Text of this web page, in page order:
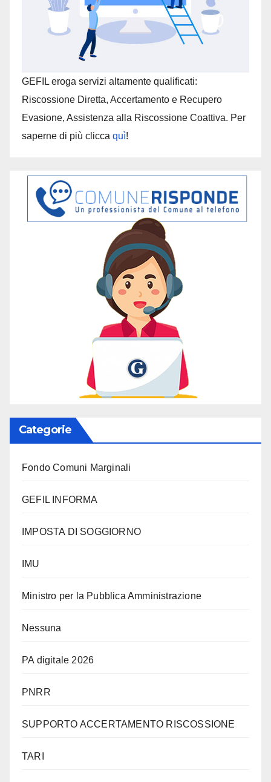
GEFIL eroga servizi altamente qualificati:
Riscossione Diretta, Accertamento e Recupero
Evasione, Assistenza alla Riscossione Coattiva. Per
saperne di più clicca quì!
Categorie
Fondo Comuni Marginali
GEFIL INFORMA
IMPOSTA DI SOGGIORNO
IMU
Ministro per la Pubblica Amministrazione
Nessuna
PA digitale 2026
PNRR
SUPPORTO ACCERTAMENTO RISCOSSIONE
TARI